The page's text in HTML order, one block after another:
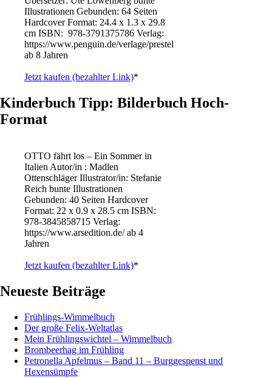
Illustrationen Gebunden: 64 Seiten
Hardcover Format: 24.4 x 1.3 x 29.8
cm ISBN: ‎ 978-3791375786 Verlag:
https://www.penguin.de/verlage/prestel
ab 8 Jahren
Jetzt kaufen (bezahlter Link)*
Kinderbuch Tipp: Bilderbuch Hoch-
Format
OTTO fährt los – Ein Sommer in
Italien Autor/in : Madlen
Ottenschläger Illustrator/in: Stefanie
Reich bunte Illustrationen
Gebunden: 40 Seiten Hardcover
Format: 22 x 0.9 x 28.5 cm ISBN: ‎
978-3845858715 Verlag:
https://www.arsedition.de/ ab 4
Jahren
Jetzt kaufen (bezahlter Link)*
Neueste Beiträge
Frühlings-Wimmelbuch
Der große Felix-Weltatlas
Mein Frühlingswichtel – Wimmelbuch
Brombeerhag im Frühling
Petronella Apfelmus – Band 11 – Burggespenst und
Hexensümpfe